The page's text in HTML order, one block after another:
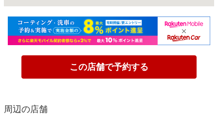
この店舗で予約する
周辺の店舗